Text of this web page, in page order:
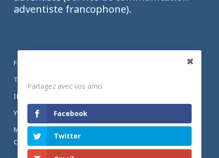
adventiste francophone).
FACEBOOK
TWITTER
INSTAGRAM
YOUTUBE
MENTIONS LÉGALES ET POLITIQUE DE
CONFIDENTIALITÉ
Partagez avec vos amis
Facebook
Twitter